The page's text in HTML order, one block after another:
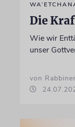
Die
Wie wir
unser
von